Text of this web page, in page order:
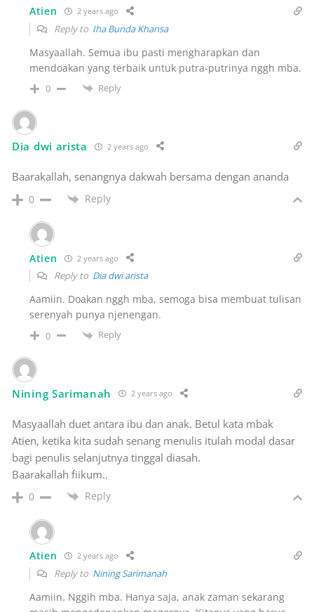
Atien 2 years ago
Reply to Iha Bunda Khansa
Masyaallah. Semua ibu pasti mengharapkan dan
mendoakan yang terbaik untuk putra-putrinya nggh mba.
0 Reply
Dia dwi arista 2 years ago
Baarakallah, senangnya dakwah bersama dengan ananda
0 Reply
Atien 2 years ago
Reply to Dia dwi arista
Aamiin. Doakan nggh mba, semoga bisa membuat tulisan
serenyah punya njenengan.
0 Reply
Nining Sarimanah 2 years ago
Masyaallah duet antara ibu dan anak. Betul kata mbak
Atien, ketika kita sudah senang menulis itulah modal dasar
bagi penulis selanjutnya tinggal diasah.
Baarakallah fiikum..
0 Reply
Atien 2 years ago
Reply to Nining Sarimanah
Aamiin. Nggih mba. Hanya saja, anak zaman sekarang